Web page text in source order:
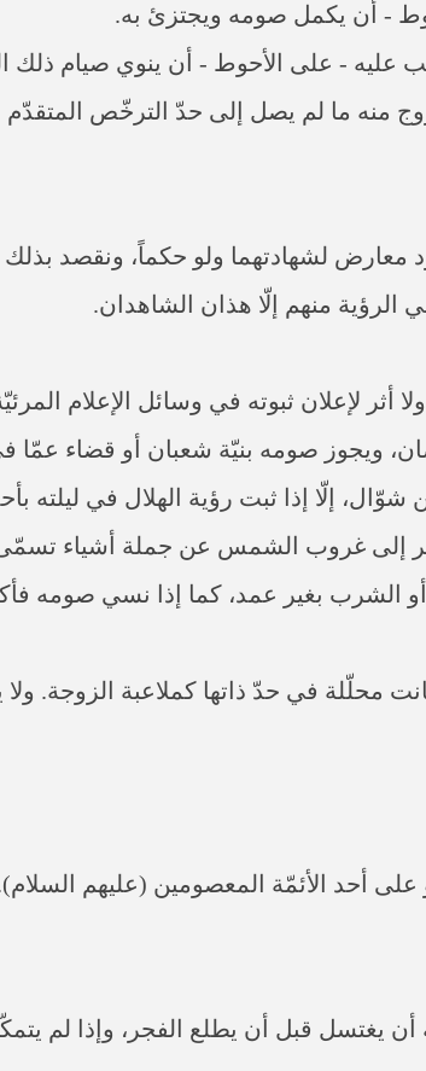
- أن يكمل صومه ويجتزئ به.
- على الأحوط - أن ينوي صيام ذلك
ما لم يصل إلى حدّ الترخّص المتقدّم
معارض لشهادتهما ولو حكماً، ونقصد
الرؤية منهم إلّا هذان الشاهدان.
أثر لإعلان ثبوته في وسائل الإعلام
ويجوز صومه بنيّة شعبان أو قضاء عمّا
إلّا إذا ثبت رؤية الهلال في ليلته
أو الشرب بغير عمد، كما إذا نسي صومه
محلّلة في حدّ ذاتها كملاعبة الزوجة. ولا
أحد الأئمّة المعصومين (عليهم
أن يغتسل قبل أن يطلع الفجر، وإذا لم